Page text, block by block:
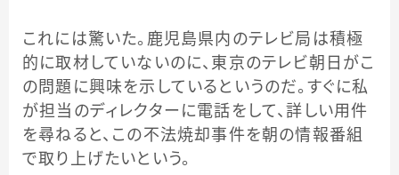
これには驚いた。鹿児島県内のテレビ局は積極
的に取材していないのに、東京のテレビ朝日がこ
の問題に興味を示しているというのだ。すぐに私
が担当のディレクターに電話をして、詳しい用件
を尋ねると、この不法焼却事件を朝の情報番組
で取り上げたいという。